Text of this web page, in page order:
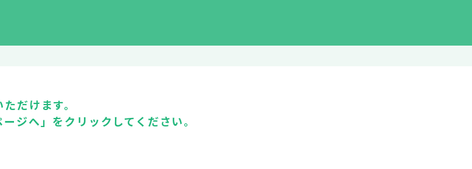
ガイドダウンロード
だけます。
ジへ」をクリックしてください。